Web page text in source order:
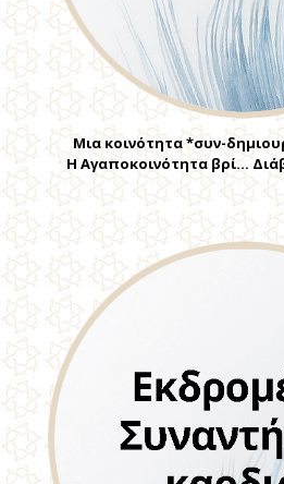
Μια κοινότητα *συν-
Η Αγαποκοινότητα βρί…